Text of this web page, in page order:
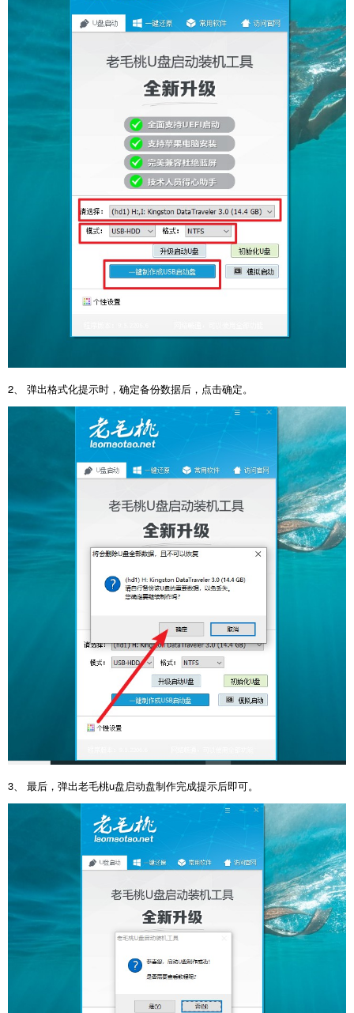
2、 弹出格式化提示时，确定备份数据后，点击确定。
3、 最后，弹出老毛桃u盘启动盘制作完成提示后即可。